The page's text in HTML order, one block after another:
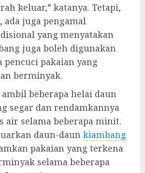
keluar,” katanya. Tetapi,
ada juga pengamal
yang menyatakan
juga boleh digunakan
pencuci pakaian yang
berminyak.
ambil beberapa helai daun
segar dan rendamkannya
air selama beberapa minit.
daun-daun kiambang
pakaian yang terkena
selama beberapa